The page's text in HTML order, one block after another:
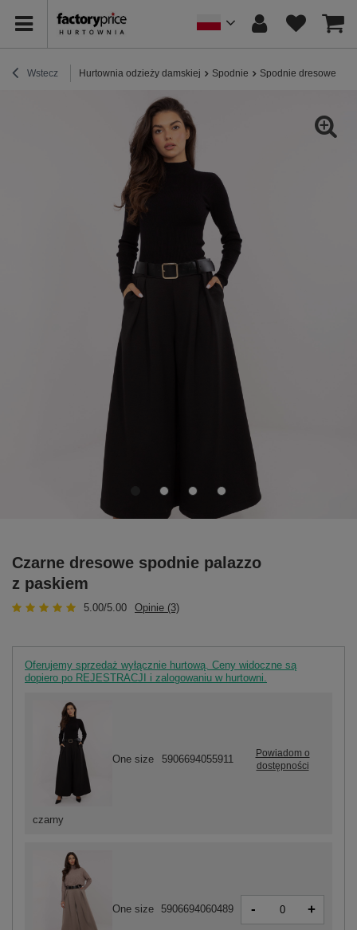
Wstecz Hurtownia odzieży damskiej Spodnie Spodnie dresowe
Czarne dresowe spodnie palazzo
z paskiem
5.00/5.00 Opinie (3)
Oferujemy sprzedaż wyłącznie hurtową. Ceny widoczne są
dopiero po REJESTRACJI i zalogowaniu w hurtowni.
One size 5906694060489 - +
czarny
One size 5906694055911
Powiadom o
dostępności